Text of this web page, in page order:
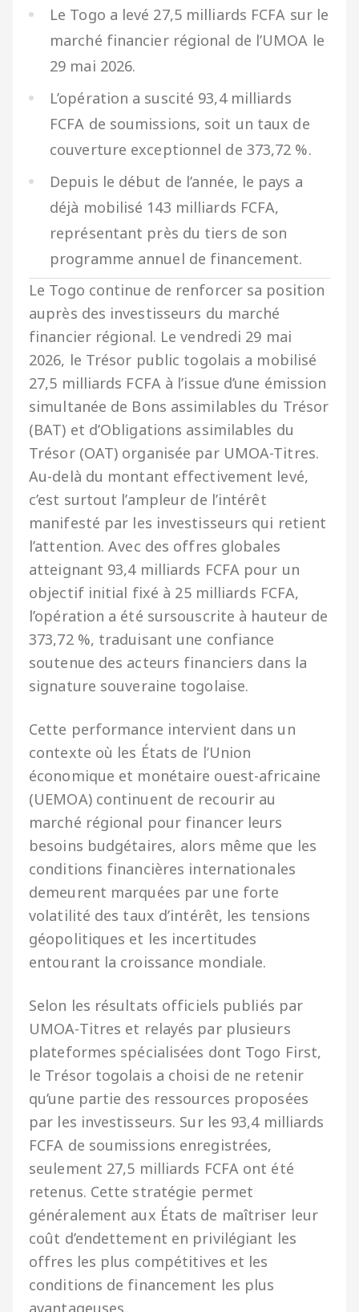
Le Togo a levé 27,5 milliards FCFA sur le
marché financier régional de l’UMOA le
29 mai 2026.
L’opération a suscité 93,4 milliards
FCFA de soumissions, soit un taux de
couverture exceptionnel de 373,72 %.
Depuis le début de l’année, le pays a
déjà mobilisé 143 milliards FCFA,
représentant près du tiers de son
programme annuel de financement.
Le Togo continue de renforcer sa position
auprès des investisseurs du marché
financier régional. Le vendredi 29 mai
2026, le Trésor public togolais a mobilisé
27,5 milliards FCFA à l’issue d’une émission
simultanée de Bons assimilables du Trésor
(BAT) et d’Obligations assimilables du
Trésor (OAT) organisée par UMOA-Titres.
Au-delà du montant effectivement levé,
c’est surtout l’ampleur de l’intérêt
manifesté par les investisseurs qui retient
l’attention. Avec des offres globales
atteignant 93,4 milliards FCFA pour un
objectif initial fixé à 25 milliards FCFA,
l’opération a été sursouscrite à hauteur de
373,72 %, traduisant une confiance
soutenue des acteurs financiers dans la
signature souveraine togolaise.
Cette performance intervient dans un
contexte où les États de l’Union
économique et monétaire ouest-africaine
(UEMOA) continuent de recourir au
marché régional pour financer leurs
besoins budgétaires, alors même que les
conditions financières internationales
demeurent marquées par une forte
volatilité des taux d’intérêt, les tensions
géopolitiques et les incertitudes
entourant la croissance mondiale.
Selon les résultats officiels publiés par
UMOA-Titres et relayés par plusieurs
plateformes spécialisées dont Togo First,
le Trésor togolais a choisi de ne retenir
qu’une partie des ressources proposées
par les investisseurs. Sur les 93,4 milliards
FCFA de soumissions enregistrées,
seulement 27,5 milliards FCFA ont été
retenus. Cette stratégie permet
généralement aux États de maîtriser leur
coût d’endettement en privilégiant les
offres les plus compétitives et les
conditions de financement les plus
avantageuses.